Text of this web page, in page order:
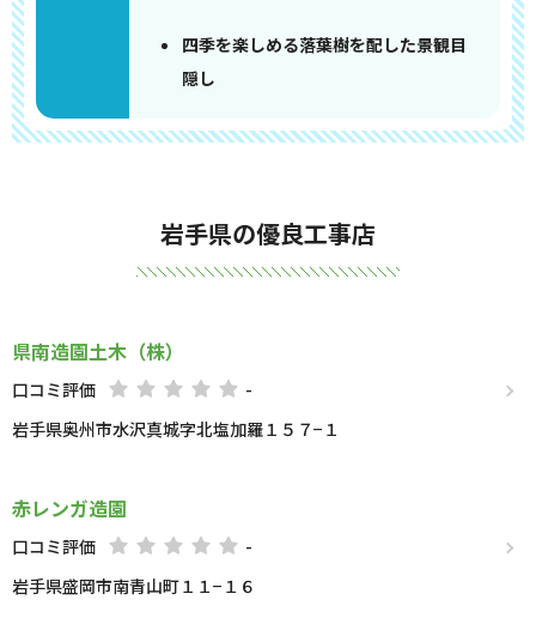
四季を楽しめる落葉樹を配した景観目
隠し
岩手県の優良工事店
県南造園土木（株）
口コミ評価
-
岩手県奥州市水沢真城字北塩加羅１５７−１
赤レンガ造園
口コミ評価
-
岩手県盛岡市南青山町１１−１６